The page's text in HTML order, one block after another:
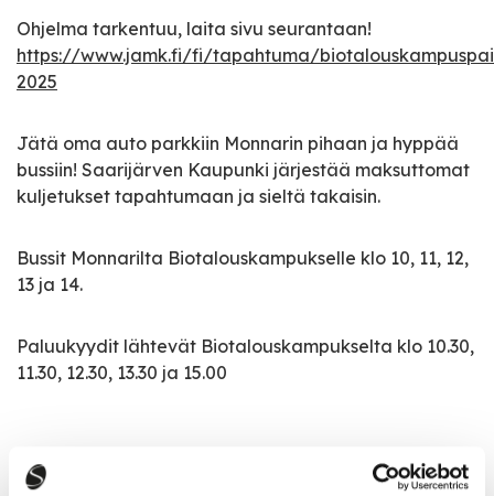
Ohjelma tarkentuu, laita sivu seurantaan!
https://www.jamk.fi/fi/tapahtuma/
2025
Jätä oma auto parkkiin Monnarin pihaan ja hyppää
bussiin! Saarijärven Kaupunki järjestää maksuttomat
kuljetukset tapahtumaan ja sieltä takaisin.
Bussit Monnarilta Biotalouskampukselle klo 10, 11, 12,
13 ja 14.
Paluukyydit lähtevät Biotalouskampukselta klo 10.30,
11.30, 12.30, 13.30 ja 15.00
Tapahtumatiedot